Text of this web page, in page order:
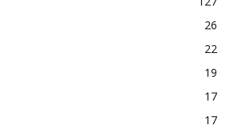
26
22
19
17
17